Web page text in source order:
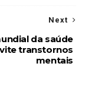
Next
da saúde
transtornos
mentais